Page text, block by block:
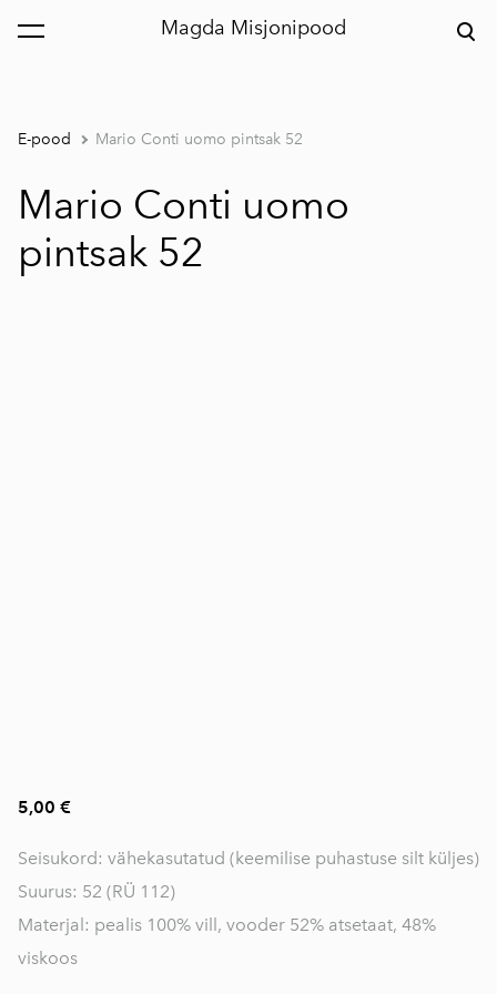
Magda Misjonipood
lisati ostukorvi. Vaata ostukorvi
E-pood Mario Conti uomo pintsak 52
Mario Conti uomo
pintsak 52
5,00 €
Seisukord: vähekasutatud (keemilise puhastuse silt küljes)
Suurus: 52 (RÜ 112)
Materjal: pealis 100% vill, vooder 52% atsetaat, 48%
viskoos